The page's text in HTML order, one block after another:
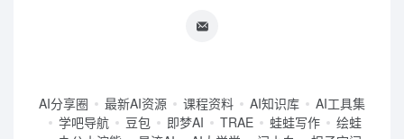
AI分享圈 最新AI资源 课程资料 AI知识库
AI工具集
学吧导航
豆包 即梦AI TRAE 蛙蛙写作
绘蛙